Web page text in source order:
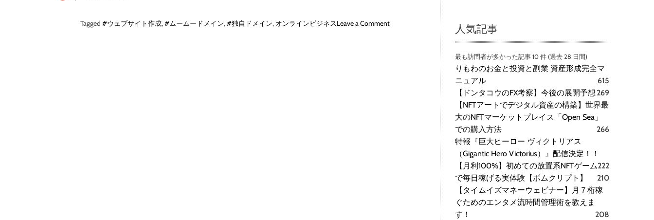
Tagged #ウェブサイト作成,#ムームードメイン,#独自ドメイン, オンラインビジネスLeave a Commento
人気記事
最も訪問者が多かった記事 10 件 (過去 28 日間)
りもわのお金と投資と副業 資産形成完全マ
ニュアル
615
【ドンタコウのFX考察】今後の展開予想 269
【NFTアートでデジタル資産の構築】世界最
大のNFTマーケットプレイス「Open Sea」
での購入方法
266
特報『巨大ヒーロー ヴィクトリアス
（Gigantic Hero Victorius）』配信決定！！
222
【月利100%】初めての放置系NFTゲーム
で毎日稼げる実体験【ボムクリプト】
210
【タイムイズマネーウェビナー】月７桁稼
ぐためのエンタメ流時間管理術を教えま
す！
208